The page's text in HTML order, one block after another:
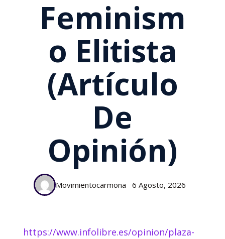
Feminism
O Elitista
(artículo
De
Opinión)
Movimientocarmona 6 Agosto, 2026
https://www.infolibre.es/opinion/plaza-